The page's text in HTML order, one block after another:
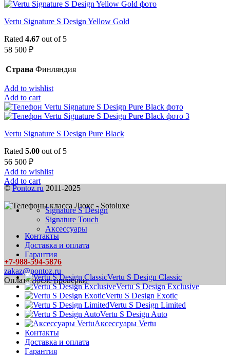
Vertu Signature S Design Yellow Gold
Rated 4.67 out of 5
58 500 ₽
Страна Финляндия
Add to wishlist
Add to cart
Vertu Signature S Design Pure Black
Rated 5.00 out of 5
56 500 ₽
Add to wishlist
Add to cart
© Pontoz.ru 2011-2025
Signature S Design
Signature Touch
Аксессуары
Контакты
Доставка и оплата
Гарантия
+7-988-594-5876
zakaz@pontoz.ru
Оплата после проверки
Vertu S Design Classic
Vertu S Design Exclusive
Vertu S Design Exotic
Vertu S Design Limited
Vertu S Design Auto
Аксессуары Vertu
Контакты
Доставка и оплата
Гарантия